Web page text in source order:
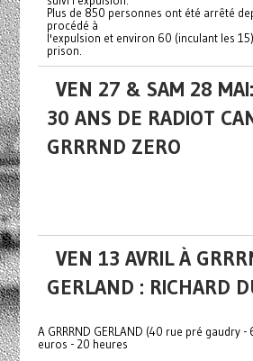
Plus de 850 personnes ont été arrêté
procédé à
l'expulsion et environ 60 (inculant les
prison.
VEN 27 & SAM 28
30 ANS DE RADIOT
GRRRND ZERO
VEN 13 AVRIL À
GERLAND : RICHARD
A GRRRND GERLAND (40 rue pré gaudry
euros - 20 heures